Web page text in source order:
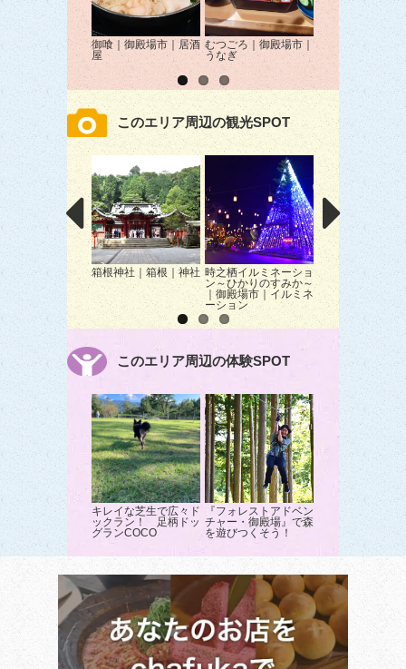
御喰｜御殿場市｜居酒
屋
むつごろ｜御殿場市｜
うなぎ
すみの坊 御殿場
御殿場市｜うなぎ
このエリア周辺の観光SPOT
箱根神社｜箱根｜神社 時之栖イルミネーショ
ン～ひかりのすみか～
｜御殿場市｜イルミネ
ーション
富士浅間神社～
『花装飾』～｜
｜イベント
このエリア周辺の体験SPOT
キレイな芝生で広々ド
ックラン！ 足柄ドッ
グランCOCO
『フォレストアドベン
チャー・御殿場』で森
を遊びつくそう！